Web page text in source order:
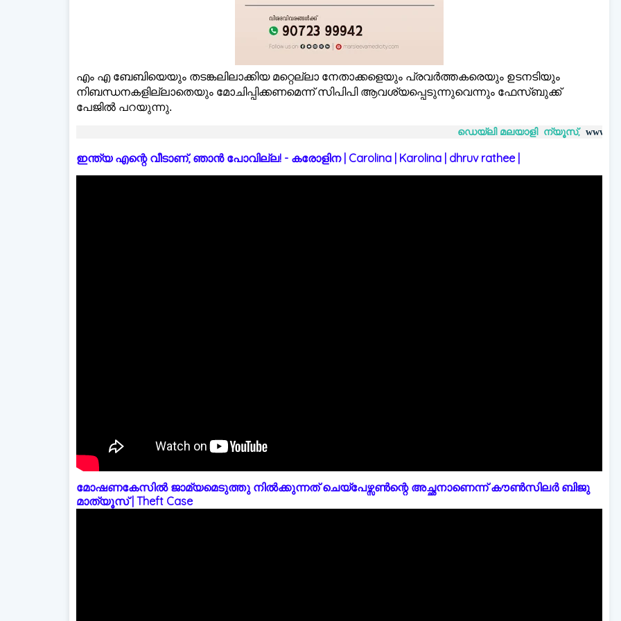
എം എ ബേബിയെയും തടങ്കലിലാക്കിയ മറ്റെല്ലാ നേതാക്കളെയും പ്രവർത്തകരെയും ഉടനടിയും
നിബന്ധനകളില്ലാതെയും മോചിപ്പിക്കണമെന്ന് സിപിപി ആവശ്യപ്പെടുന്നുവെന്നും ഫേസ്ബുക്ക്
പേജില്‍ പറയുന്നു.
ഡെയ്‌ലി മലയാളി ന്യൂസ്, www.dailymalayaly.com
ഇന്ത്യ എന്റെ വീടാണ്, ഞാൻ പോവില്ല! - കരോളിന | Carolina | Karolina | dhruv rathee |
മോഷണകേസിൽ ജാമ്യമെടുത്തു നിൽക്കുന്നത് ചെയ്പേഴ്സൺന്റെ അച്ഛനാണെന്ന് കൗൺസിലർ ബിജു
മാത്യൂസ് | Theft Case